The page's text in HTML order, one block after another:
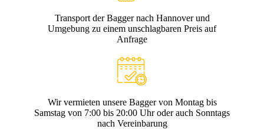
Transport der Bagger nach Hannover und
Umgebung zu einem unschlagbaren Preis auf
Anfrage
Wir vermieten unsere Bagger von Montag bis
Samstag von 7:00 bis 20:00 Uhr oder auch Sonntags
nach Vereinbarung